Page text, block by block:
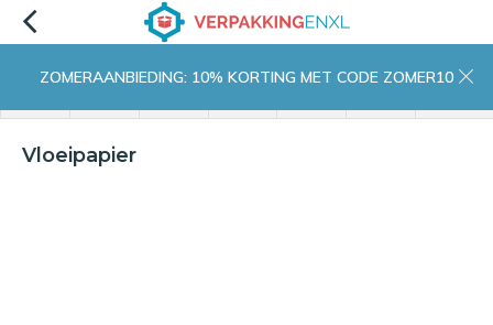
ZOMERAANBIEDING: 10% KORTING MET CODE ZOMER10
Vloeipapier